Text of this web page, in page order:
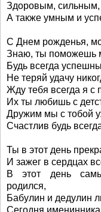
Здоровым,
А также умным и
С Днем рожденья,
Знаю, ты поможешь
Будь всегда
Не теряй удачу
Жду тебя всегда я с
Их ты любишь с
Дружим мы с тобой
Счастлив будь
Ты в этот день
И зажег в сердцах
В этот день
родился,
Бабулин и дедулин
Сегодня